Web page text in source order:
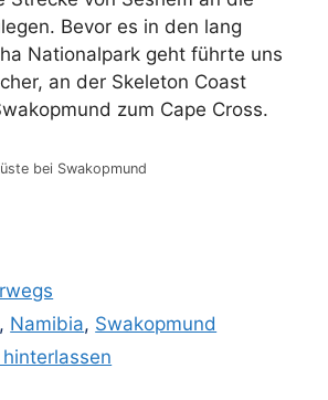
Bevor es in den lang
Nationalpark geht führte uns
an der Skeleton Coast
zum Cape Cross.
bei Swakopmund
, Namibia, Swakopmund